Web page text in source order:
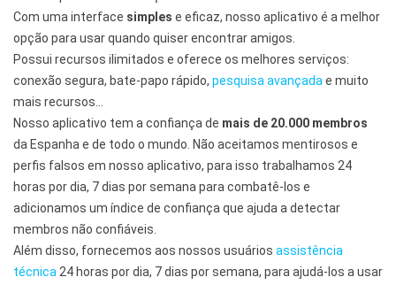
Com uma interface simples e eficaz, nosso aplicativo é a melhor
opção para usar quando quiser encontrar amigos.
Possui recursos ilimitados e oferece os melhores serviços:
conexão segura, bate-papo rápido, pesquisa avançada e muito
mais recursos…
Nosso aplicativo tem a confiança de mais de 20.000 membros
da Espanha e de todo o mundo. Não aceitamos mentirosos e
perfis falsos em nosso aplicativo, para isso trabalhamos 24
horas por dia, 7 dias por semana para combatê-los e
adicionamos um índice de confiança que ajuda a detectar
membros não confiáveis.
Além disso, fornecemos aos nossos usuários assistência
técnica 24 horas por dia, 7 dias por semana, para ajudá-los a usar